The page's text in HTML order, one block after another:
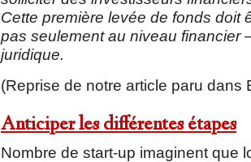
Cette première levée de fonds doit
pas seulement au niveau financier
juridique.
(Reprise de notre article paru dans
Anticiper les différentes étapes
Nombre de start-up imaginent que